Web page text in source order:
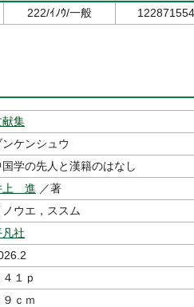
222/ｲﾉｳ/一般 122871554
献集
ンケンシュウ
国学の先人と漢籍のはなし
上 進 ／著
ノウエ，ススム
凡社
４１ｐ
９ｃｍ